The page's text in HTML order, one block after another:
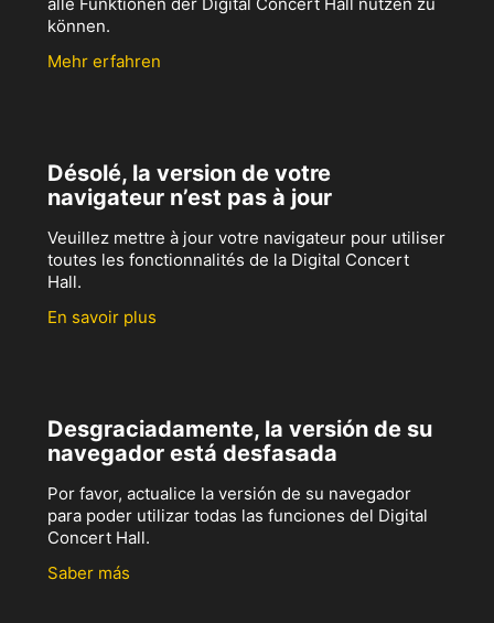
können.
Mehr erfahren
Désolé, la version de votre
navigateur n’est pas à jour
Veuillez mettre à jour votre navigateur pour utiliser
toutes les fonctionnalités de la Digital Concert
Hall.
En savoir plus
Desgraciadamente, la versión de su
navegador está desfasada
Por favor, actualice la versión de su navegador
para poder utilizar todas las funciones del Digital
Concert Hall.
Saber más